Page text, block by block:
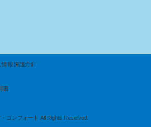
情報保護方針
書
コンフォート All Rights Reserved.